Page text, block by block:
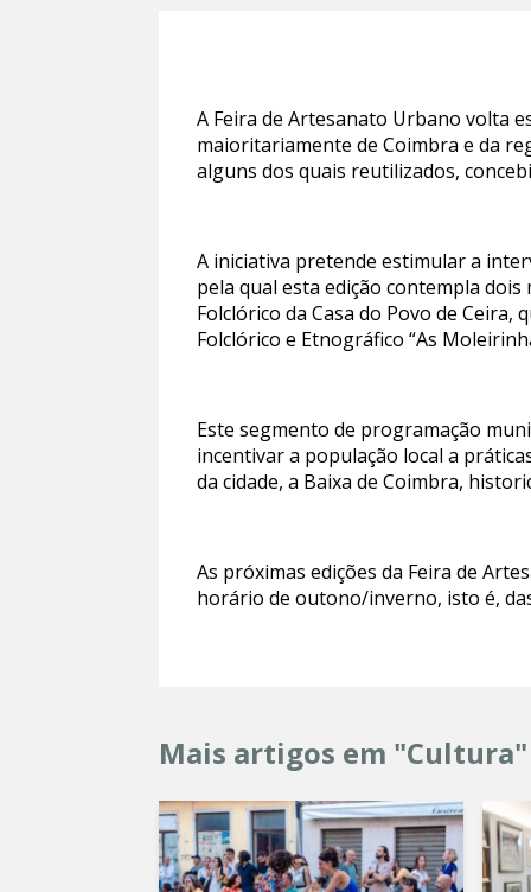
A Feira de Artesanato Urbano volta
maioritariamente de Coimbra e da
alguns dos quais reutilizados,
A iniciativa pretende estimular a
pela qual esta edição contempla
Folclórico da Casa do Povo de
Folclórico e Etnográfico “As
Este segmento de programação
incentivar a população local a
da cidade, a Baixa de Coimbra,
As próximas edições da Feira de
horário de outono/inverno, isto é,
Mais artigos em "Cultura"